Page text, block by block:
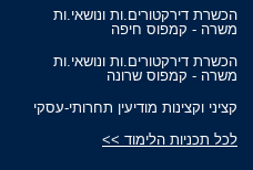
הכשרת דירקטורים.ות ונושאי.ות
משרה - קמפוס חיפה
הכשרת דירקטורים.ות ונושאי.ות
משרה - קמפוס שרונה
קציני וקצינות מודיעין תחרותי-עסקי
לכל תכניות הלימוד >>